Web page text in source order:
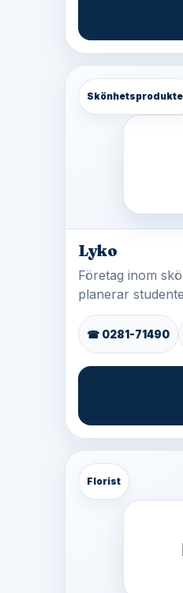
Lyko
Företag inom
planerar
☎ 0281-71490
Florist